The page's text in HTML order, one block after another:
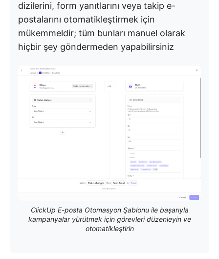
dizilerini, form yanıtlarını veya takip e-
postalarını otomatikleştirmek için
mükemmeldir; tüm bunları manuel olarak
hiçbir şey göndermeden yapabilirsiniz
ClickUp E-posta Otomasyon Şablonu ile başarıyla
kampanyalar yürütmek için görevleri düzenleyin ve
otomatikleştirin